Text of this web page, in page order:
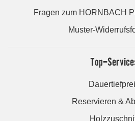
Fragen zum HORNBACH
Muster-
Top-
Reservieren &